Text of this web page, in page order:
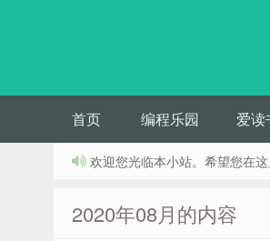
首页 编程乐园 爱读
欢迎您光临本小站。希望您在
2020年08月的内容